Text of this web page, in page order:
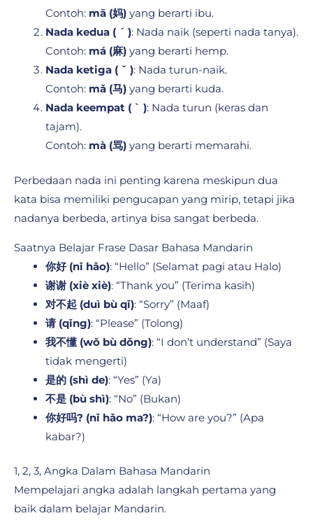
Contoh: mā (妈) yang berarti ibu.
Nada kedua ( ˊ ): Nada naik (seperti nada tanya).
Contoh: má (麻) yang berarti hemp.
Nada ketiga ( ˇ ): Nada turun-naik.
Contoh: mǎ (马) yang berarti kuda.
Nada keempat ( ˋ ): Nada turun (keras dan
tajam).
Contoh: mà (骂) yang berarti memarahi.
Perbedaan nada ini penting karena meskipun dua
kata bisa memiliki pengucapan yang mirip, tetapi jika
nadanya berbeda, artinya bisa sangat berbeda.
Saatnya Belajar Frase Dasar Bahasa Mandarin
你好 (nǐ hǎo): “Hello” (Selamat pagi atau Halo)
谢谢 (xiè xiè): “Thank you” (Terima kasih)
对不起 (duì bù qǐ): “Sorry” (Maaf)
请 (qǐng): “Please” (Tolong)
我不懂 (wǒ bù dǒng): “I don’t understand” (Saya
tidak mengerti)
是的 (shì de): “Yes” (Ya)
不是 (bù shì): “No” (Bukan)
你好吗? (nǐ hǎo ma?): “How are you?” (Apa
kabar?)
1, 2, 3, Angka Dalam Bahasa Mandarin
Mempelajari angka adalah langkah pertama yang
baik dalam belajar Mandarin.